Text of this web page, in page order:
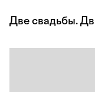
Две свадьбы.